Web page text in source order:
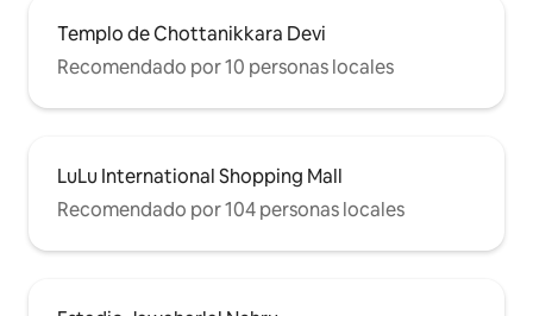
Templo de Chottanikkara Devi
Recomendado por 10 personas locales
LuLu International Shopping Mall
Recomendado por 104 personas locales